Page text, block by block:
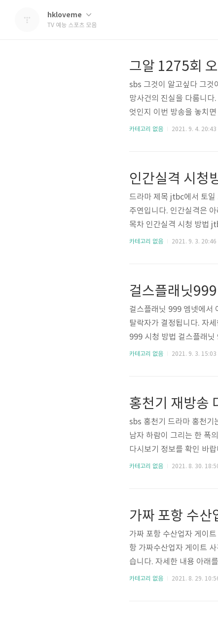
hkloveme
TV 예능 스포츠 모음
sbs 그것이 알고싶다 그것
망사건의 진실을 다룹니
엇인지 이번 방송을 놓치
를 확인 바랍니다. sbs 그
일 밤 11시10분에 ..
카테고리 없음 2021. 9. 4. 20:43
인간실격 시청
드라마 제목 jtbc에서 토일
주연입니다. 인간실격은
목차 인간실격 시청 방법
시청이 어렵다면 모바일,
로..
카테고리 없음 2021. 9. 3. 20:46
걸스플래닛
걸스플래닛 999 엠넷에서
탈락자가 결정됩니다. 자
999 시청 방법 걸스플래
G을 이용 바랍니다. 티빙
카테고리 없음 2021. 9. 3. 15:03
홍천기 재방송
sbs 홍천기 드라마 홍천기
남자 하람이 그리는 한 폭
다시보기 정보를 확인 바
니다. 16부작입니다. TV
마..
카테고리 없음 2021. 8. 30.
가짜 포항 수산업자 게이
항 가짜수산업자 게이트
습니다. 자세한 내용 아래
산업자 김태우에 대한 내
카테고리 없음 2021. 8. 29.